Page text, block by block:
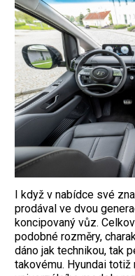
I když v nabídce své
prodával ve dvou
koncipovaný vůz.
podobné rozměry,
dáno jak technikou, tak
takovému. Hyundai